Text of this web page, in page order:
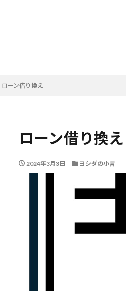
ローン借り換え
ローン借り換え
2024年3月3日 ヨシダの小言